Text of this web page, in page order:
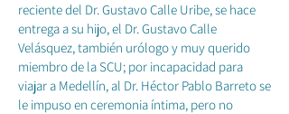
reciente del Dr. Gustavo Calle Uribe, se hace
entrega a su hijo, el Dr. Gustavo Calle
Velásquez, también urólogo y muy querido
miembro de la SCU; por incapacidad para
viajar a Medellín, al Dr. Héctor Pablo Barreto se
le impuso en ceremonia íntima, pero no